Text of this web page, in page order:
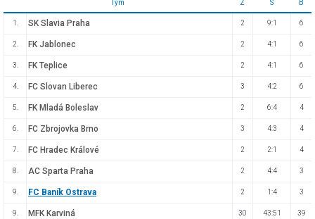
Tým Z S B
1. SK Slavia Praha 2 9:1 6
2. FK Jablonec 2 4:1 6
3. FK Teplice 2 4:1 6
4. FC Slovan Liberec 3 4:2 6
5. FK Mladá Boleslav 2 6:4 4
6. FC Zbrojovka Brno 3 4:3 4
7. FC Hradec Králové 2 2:1 4
8. AC Sparta Praha 2 4:4 3
9. FC Baník Ostrava 2 1:4 3
9. MFK Karviná 30 43:51 39